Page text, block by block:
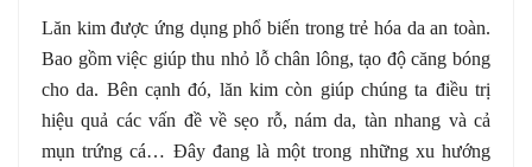
Lăn kim được ứng dụng phổ biến trong trẻ hóa da an toàn.
Bao gồm việc giúp thu nhỏ lỗ chân lông, tạo độ căng bóng
cho da. Bên cạnh đó, lăn kim còn giúp chúng ta điều trị
hiệu quả các vấn đề về sẹo rỗ, nám da, tàn nhang và cả
mụn trứng cá… Đây đang là một trong những xu hướng